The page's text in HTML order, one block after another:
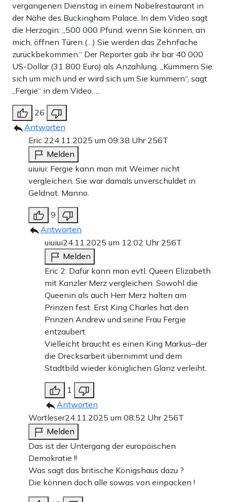
vergangenen Dienstag in einem Nobelrestaurant in
der Nähe des Buckingham Palace. In dem Video sagt
die Herzogin: „500 000 Pfund, wenn Sie können, an
mich, öffnen Türen (…) Sie werden das Zehnfache
zurückbekommen.“ Der Reporter gab ihr bar 40 000
US-Dollar (31 800 Euro) als Anzahlung. „Kümmern Sie
sich um mich und er wird sich um Sie kümmern“, sagt
„Fergie“ in dem Video…..
26
Antworten
Eric 224.11.2025 um 09:38 Uhr 256T
Melden
uiuiui: Fergie kann man mit Weimer nicht
vergleichen. Sie war damals unverschuldet in
Geldnot. Manno.
9
Antworten
uiuiui24.11.2025 um 12:02 Uhr 256T
Melden
Eric 2: Dafür kann man evtl. Queen Elizabeth
mit Kanzler Merz vergleichen. Sowohl die
Queenin als auch Herr Merz halten am
Prinzen fest. Erst King Charles hat den
Prinzen Andrew und seine Frau Fergie
entzaubert.
Vielleicht braucht es einen King Markus–der
die Drecksarbeit übernimmt und dem
Stadtbild wieder königlichen Glanz verleiht.
1
Antworten
Wortleser24.11.2025 um 08:52 Uhr 256T
Melden
Das ist der Untergang der europäischen
Demokratie !!
Was sagt das britische Königshaus dazu ?
Die können doch alle sowas von einpacken !